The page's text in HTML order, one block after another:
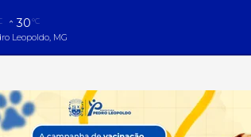
30°C
Leopoldo, MG